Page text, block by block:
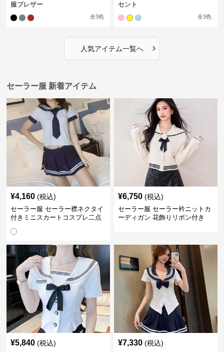
服ブレザー
全3色
セント
全3色
人気アイテム一覧へ ›
セーラー服 新着アイテム
¥4,160 (税込)
セーラー服 セーラー襟ネクタイ
付きミニスカートコスプレ二点
¥6,750 (税込)
セーラー服 セーラー衿ニットカ
ーディガン 花飾りリボン付き
¥5,840 (税込) ¥7,330 (税込)